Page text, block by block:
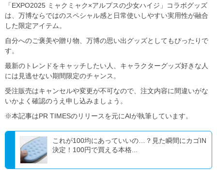
「EXPO2025 ミャクミャク×アルプスの少女ハイジ」コラボグッズ
は、万博ならではのスペシャル感と日常使いしやすい実用性が融合
した限定アイテム。
自分へのご褒美や贈り物、万博の思い出グッズとしてもぴったりで
す。
最新のトレンドをキャッチしたい人、キャラクターグッズ好きな人
には見逃せない期間限定のチャンス。
受注販売はキャンセルや変更が不可なので、注文内容に間違いがな
いかよく確認のうえ申し込みましょう。
※本記事はPR TIMESのリリースを元にAIが執筆しています。
これが100均にあっていいの…？見た瞬間にカゴIN
決定！100円で買える本格...